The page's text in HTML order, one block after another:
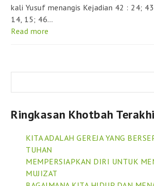
kali Yusuf menangis Kejadian 42 : 24;
14, 15; 46…
Read more
Ringkasan Khotbah
KITA ADALAH GEREJA YANG
TUHAN
MEMPERSIAPKAN DIRI UNTUK
MUJIZAT